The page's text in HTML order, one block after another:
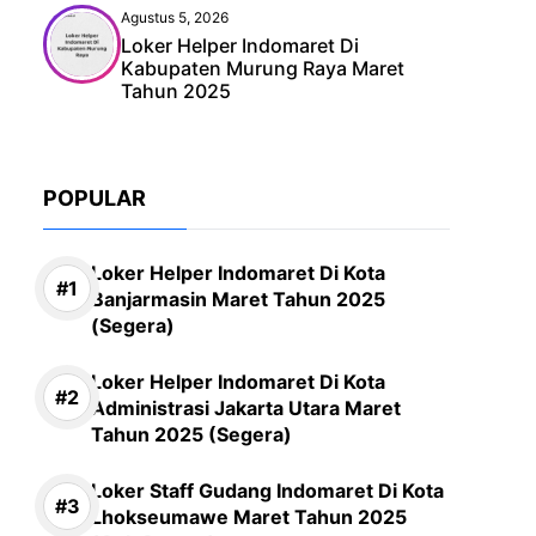
Agustus 5, 2026
Loker Helper Indomaret Di
Kabupaten Murung Raya Maret
Tahun 2025
POPULAR
Loker Helper Indomaret Di Kota
Banjarmasin Maret Tahun 2025
(Segera)
Loker Helper Indomaret Di Kota
Administrasi Jakarta Utara Maret
Tahun 2025 (Segera)
Loker Staff Gudang Indomaret Di Kota
Lhokseumawe Maret Tahun 2025